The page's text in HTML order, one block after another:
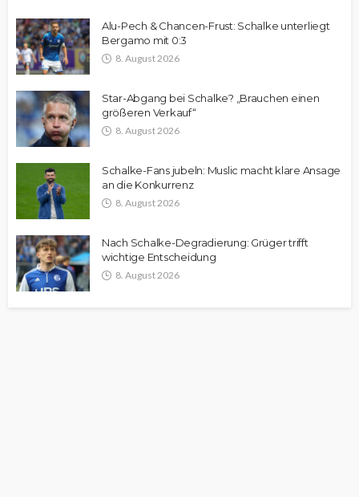
Alu-Pech & Chancen-Frust: Schalke unterliegt
Bergamo mit 0:3
8. August 2026
Star-Abgang bei Schalke? „Brauchen einen
größeren Verkauf“
8. August 2026
Schalke-Fans jubeln: Muslic macht klare Ansage
an die Konkurrenz
8. August 2026
Nach Schalke-Degradierung: Grüger trifft
wichtige Entscheidung
8. August 2026